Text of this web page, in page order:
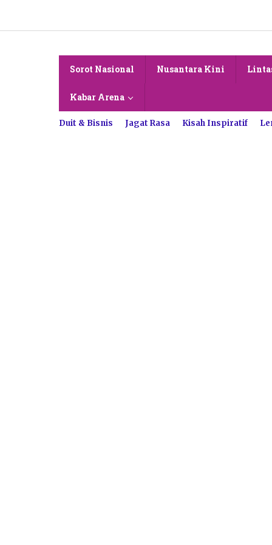
konten
Sorot Nasional Nusantara Kini
Kabar Arena
Duit & Bisnis Jagat Rasa Kisah Inspiratif